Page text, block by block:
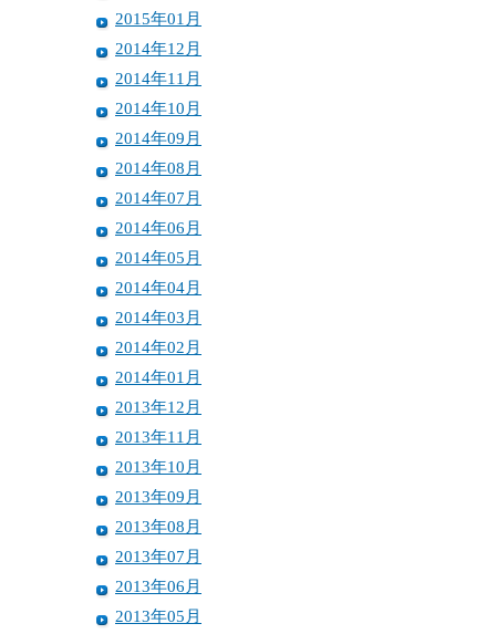
2015年01月
2014年12月
2014年11月
2014年10月
2014年09月
2014年08月
2014年07月
2014年06月
2014年05月
2014年04月
2014年03月
2014年02月
2014年01月
2013年12月
2013年11月
2013年10月
2013年09月
2013年08月
2013年07月
2013年06月
2013年05月